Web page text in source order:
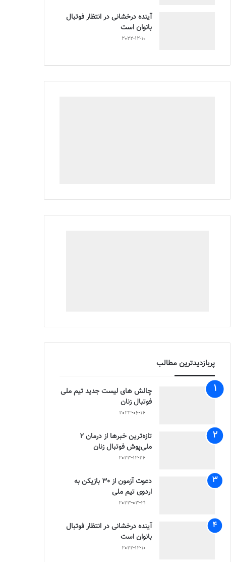
آینده درخشانی در انتظار فوتبال
بانوان است
2022-12-10
پربازدیدترین مطالب
چالش هاى ليست جدید تيم ملى
فوتبال زنان
2023-06-14
تازه‌ترین خبرها از درمان ۲
ملی‌پوش فوتبال زنان
2023-12-24
دعوت آزمون از 30 بازیکن به
اردوی تیم ملی
2023-03-21
آینده درخشانی در انتظار فوتبال
بانوان است
2022-12-10